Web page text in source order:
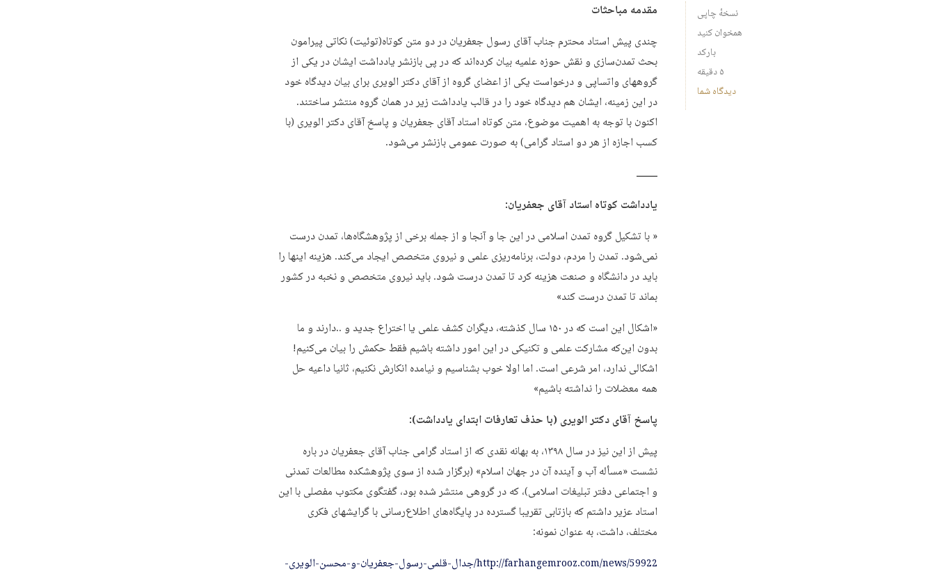
نسخهٔ چاپی
همخوان کنید
بارکد
۵ دقیقه
دیدگاه شما
مقدمه مباحثات
چندی پیش استاد محترم جناب آقای رسول جعفریان در دو متن کوتاه(توئیت) نکاتی پیرامون
بحث تمدن‌سازی و نقش حوزه علمیه بیان کرده‌اند که در پی بازنشر یادداشت ایشان در یکی از
گروههای واتساپی و درخواست یکی از اعضای گروه از آقای دکتر الویری برای بیان دیدگاه خود
در این زمینه، ایشان هم دیدگاه خود را در قالب یادداشت زیر در همان گروه منتشر ساختند.
اکنون با توجه به اهمیت موضوع، متن کوتاه استاد آقای جعفریان و پاسخ آقای دکتر الویری (با
کسب اجازه از هر دو استاد گرامی) به صورت عمومی بازنشر می‌شود.
ـــــــــــــــ
یادداشت کوتاه استاد آقای جعفریان:
« با تشکیل گروه تمدن اسلامی در این جا و آنجا و از جمله برخی از پژوهشگاه‌ها، تمدن درست
نمی‌شود. تمدن را مردم، دولت، برنامه‌ریزی علمی و نیروی متخصص ایجاد می‌کند. هزینه اینها را
باید در دانشگاه و صنعت هزینه کرد تا تمدن درست شود. باید نیروی متخصص و نخبه در کشور
بماند تا تمدن درست کند»
«اشکال این است که در ۱۵۰ سال کذشته، دیگران کشف علمی یا اختراع جدید و ..دارند و ما
بدون این‌که مشارکت علمی و تکنیکی در این امور داشته باشیم فقط حکمش را بیان می‌کنیم!
اشکالی ندارد، امر شرعی است. اما اولا خوب بشناسیم و نیامده انکارش نکنیم، ثانیا داعیه حل
همه معضلات را نداشته باشیم»
پاسخ آقای دکتر الویری (با حذف تعارفات ابتدای یادداشت):
پیش از این نیز در سال ۱۳۹۸، به بهانه نقدی که از استاد گرامی جناب آقای جعفریان در باره
نشست «مسأله آب و آینده آن در جهان اسلام» (برگزار شده از سوی پژوهشکده مطالعات تمدنی
و اجتماعی دفتر تبلیغات اسلامی)، که در گروهی منتشر شده بود، گفتگوی مکتوب مفصلی با این
استاد عزیر داشتم که بازتابی تقریبا گسترده در پایگاه‌های اطلاع‌رسانی با گرایشهای فکری
مختلف، داشت، به عنوان نمونه:
http://farhangemrooz.com/news/59922/جدال-قلمی-رسول-جعفریان-و-محسن-الویری-